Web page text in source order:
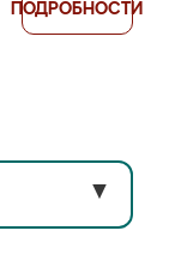
ПОДРОБНОСТИ
▼